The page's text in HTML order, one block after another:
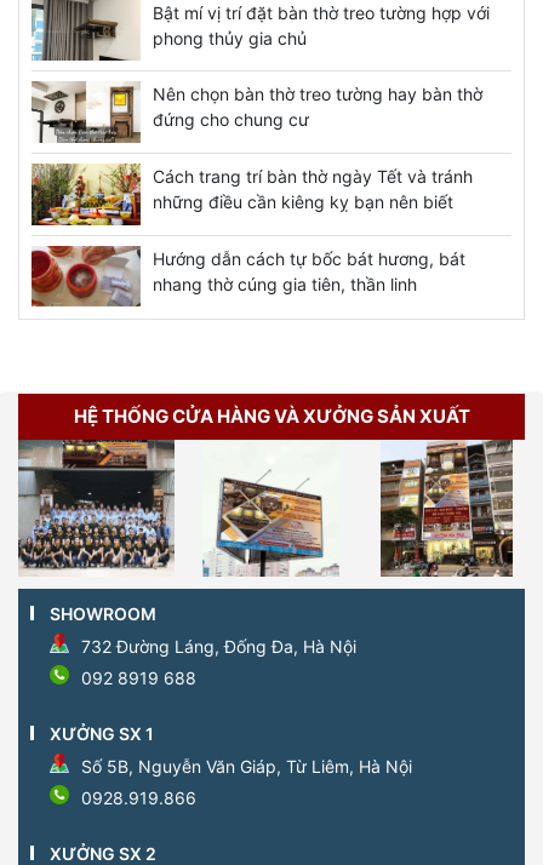
Bật mí vị trí đặt bàn thờ treo tường hợp với
phong thủy gia chủ
Nên chọn bàn thờ treo tường hay bàn thờ
đứng cho chung cư
Cách trang trí bàn thờ ngày Tết và tránh
những điều cần kiêng kỵ bạn nên biết
Hướng dẫn cách tự bốc bát hương, bát
nhang thờ cúng gia tiên, thần linh
HỆ THỐNG CỬA HÀNG VÀ XƯỞNG SẢN XUẤT
SHOWROOM
732 Đường Láng, Đống Đa, Hà Nội
092 8919 688
XƯỞNG SX 1
Số 5B, Nguyễn Văn Giáp, Từ Liêm, Hà Nội
0928.919.866
XƯỞNG SX 2